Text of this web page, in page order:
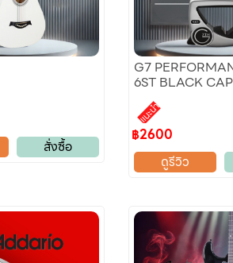
สั่งซื้อ
G7
6ST BLACK
แนะนำ
฿2600
ดูรีวิว